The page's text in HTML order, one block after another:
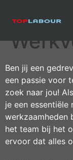
Ben jij een
een passie voor
zoek naar jou!
je een
werkzaamheden
het team bij het
ervoor dat alles